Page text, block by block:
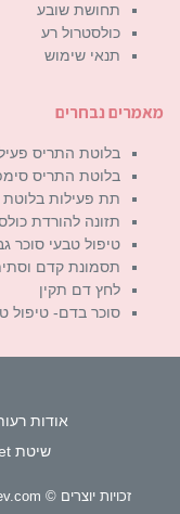
תחושת שובע
כולסטרול רע
תנאי שימוש
מאמרים נבחרים
בלוטת התריס
בלוטת התריס
תת פעילות בלוטת
תזונה להורדת
טיפול טבעי סוכר
תסמונת קדם
לחץ דם תקין
סוכר בדם- טיפול
אודות
שיטת BodyReset
זכויות יוצרים © www.reutbarlev.com / זכויות יוצרים © רעות בר-לב